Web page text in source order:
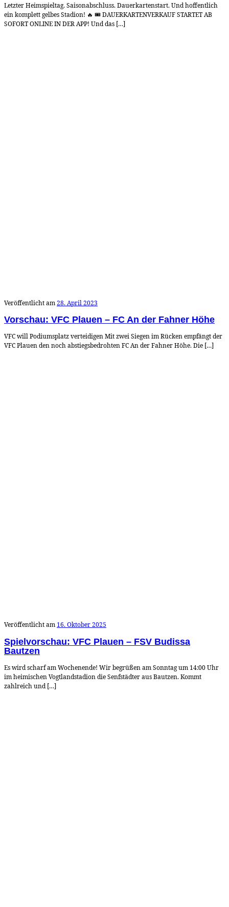
Letzter Heimspieltag. Saisonabschluss. Dauerkartenstart. Und hoffentlich
ein komplett gelbes Stadion! 🔥 🎟️ DAUERKARTENVERKAUF STARTET AB
SOFORT ONLINE IN DER APP! Und das […]
Veröffentlicht am28. April 2023
Vorschau: VFC Plauen – FC An der Fahner Höhe
VFC will Podiumsplatz verteidigen Mit zwei Siegen im Rücken empfängt der
VFC Plauen den noch abstiegsbedrohten FC An der Fahner Höhe. Die […]
Veröffentlicht am 16. Oktober 2025
Spielvorschau: VFC Plauen – FSV Budissa
Bautzen
Es wird scharf am Wochenende! Wir begrüßen am Sonntag um 14:00 Uhr
im heimischen Vogtlandstadion die Senfstädter aus Bautzen. Kommt
zahlreich und […]